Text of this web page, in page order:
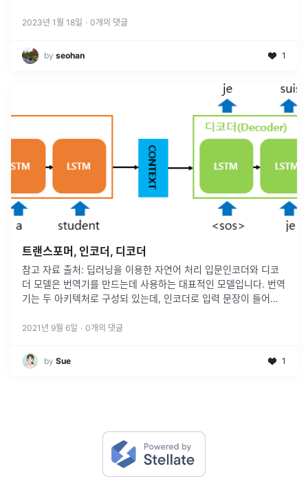
러닝 발전을 분석 ...
2023년 1월 18일 · 0개의 댓글
by seohan 1
트랜스포머, 인코더, 디코더
참고 자료 출처: 딥러닝을 이용한 자연어 처리 입문인코더와 디코
더 모델은 번역기를 만드는데 사용하는 대표적인 모델입니다. 번역
기는 두 아키텍처로 구성되 있는데, 인코더로 입력 문장이 들어가
을 훈련한다는 것은...
2021년 9월 6일 · 0개의 댓글
by Sue 1